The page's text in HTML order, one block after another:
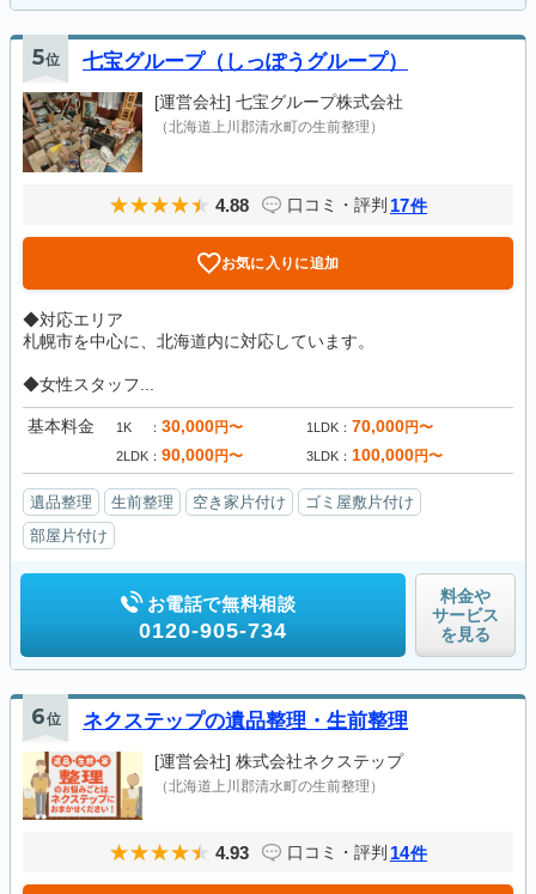
5位 七宝グループ（しっぽうグループ）
[運営会社] 七宝グループ株式会社
（北海道上川郡清水町の生前整理）
4.88 口コミ・評判 17件
お気に入りに追加
◆対応エリア
札幌市を中心に、北海道内に対応しています。
◆女性スタッフ...
基本料金 1K 30,000円〜 1LDK 70,000円〜
2LDK 90,000円〜 3LDK 100,000円〜
遺品整理 生前整理 空き家片付け
ゴミ屋敷片付け
部屋片付け
お電話で無料相談
0120-905-734
料金や
サービス
を見る
6位 ネクステップの遺品整理・生前整理
[運営会社] 株式会社ネクステップ
（北海道上川郡清水町の生前整理）
4.93 口コミ・評判 14件